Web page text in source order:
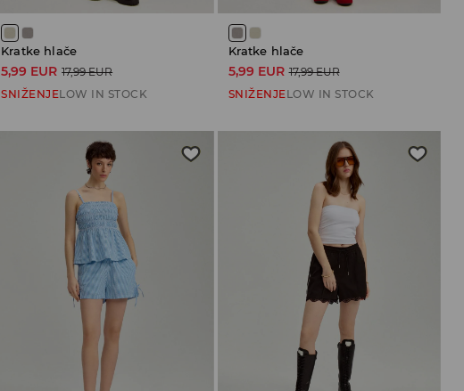
Kratke hlače
5,99 EUR 17,99 EUR
SNIŽENJELOW IN STOCK
Kratke hlače
5,99 EUR 17,99 EUR
SNIŽENJELOW IN STOCK